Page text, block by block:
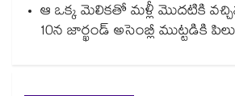
ఆ ఒక్క మెలికతో మళ్లీ మొదటికి వచ్చిన
10న జార్ఖండ్ అసెంబ్లీ ముట్టడికి